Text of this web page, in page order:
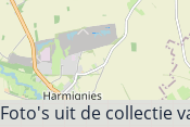
Foto's uit de collectie